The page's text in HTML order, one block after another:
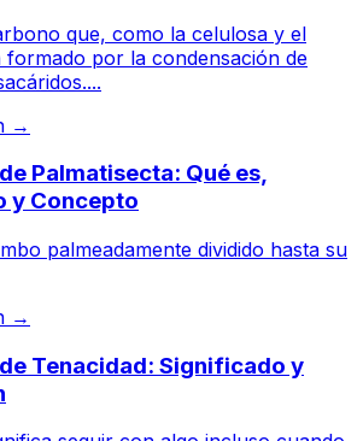
que, como la celulosa y el
formado por la condensación de
→
Palmatisecta: Qué es,
y Concepto
palmeadamente dividido hasta su
→
Tenacidad: Significado y